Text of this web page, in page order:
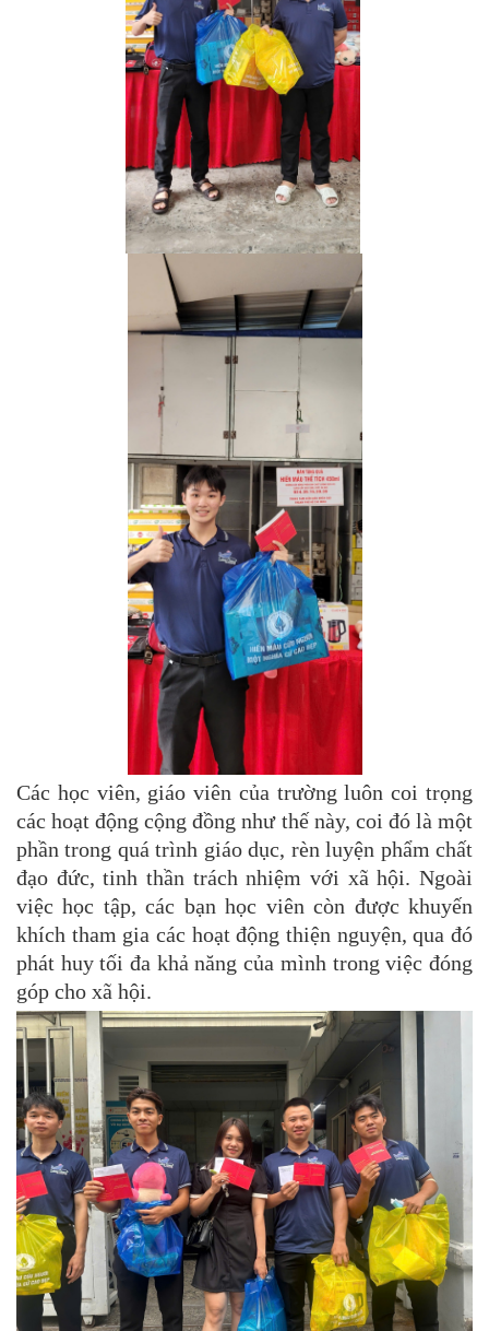
Các học viên, giáo viên của trường luôn coi trọng
các hoạt động cộng đồng như thế này, coi đó là một
phần trong quá trình giáo dục, rèn luyện phẩm chất
đạo đức, tinh thần trách nhiệm với xã hội. Ngoài
việc học tập, các bạn học viên còn được khuyến
khích tham gia các hoạt động thiện nguyện, qua đó
phát huy tối đa khả năng của mình trong việc đóng
góp cho xã hội.